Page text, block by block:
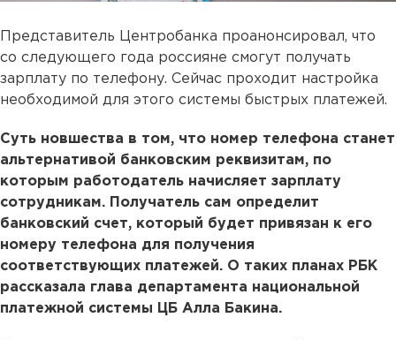
Представитель Центробанка проанонсировал, что
со следующего года россияне смогут получать
зарплату по телефону. Сейчас проходит настройка
необходимой для этого системы быстрых платежей.
Суть новшества в том, что номер телефона станет
альтернативой банковским реквизитам, по
которым работодатель начисляет зарплату
сотрудникам. Получатель сам определит
банковский счет, который будет привязан к его
номеру телефона для получения
соответствующих платежей. О таких планах РБК
рассказала глава департамента национальной
платежной системы ЦБ Алла Бакина.